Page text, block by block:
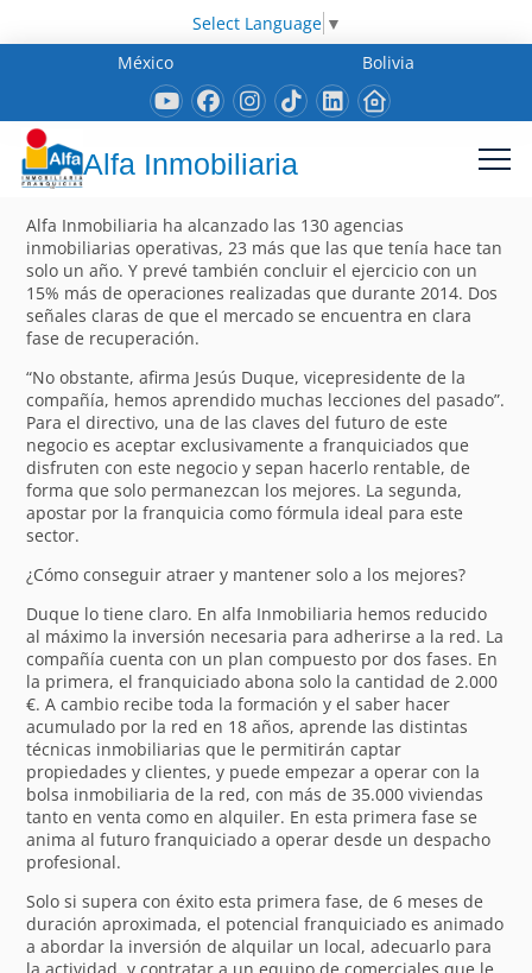
Select Language ▼
México
Bolivia
Alfa Inmobiliaria
Alfa Inmobiliaria ha alcanzado las 130 agencias
inmobiliarias operativas, 23 más que las que tenía hace tan
solo un año. Y prevé también concluir el ejercicio con un
15% más de operaciones realizadas que durante 2014. Dos
señales claras de que el mercado se encuentra en clara
fase de recuperación.
“No obstante, afirma Jesús Duque, vicepresidente de la
compañía, hemos aprendido muchas lecciones del pasado”.
Para el directivo, una de las claves del futuro de este
negocio es aceptar exclusivamente a franquiciados que
disfruten con este negocio y sepan hacerlo rentable, de
forma que solo permanezcan los mejores. La segunda,
apostar por la franquicia como fórmula ideal para este
sector.
¿Cómo conseguir atraer y mantener solo a los mejores?
Duque lo tiene claro. En alfa Inmobiliaria hemos reducido
al máximo la inversión necesaria para adherirse a la red. La
compañía cuenta con un plan compuesto por dos fases. En
la primera, el franquiciado abona solo la cantidad de 2.000
€. A cambio recibe toda la formación y el saber hacer
acumulado por la red en 18 años, aprende las distintas
técnicas inmobiliarias que le permitirán captar
propiedades y clientes, y puede empezar a operar con la
bolsa inmobiliaria de la red, con más de 35.000 viviendas
tanto en venta como en alquiler. En esta primera fase se
anima al futuro franquiciado a operar desde un despacho
profesional.
Solo si supera con éxito esta primera fase, de 6 meses de
duración aproximada, el potencial franquiciado es animado
a abordar la inversión de alquilar un local, adecuarlo para